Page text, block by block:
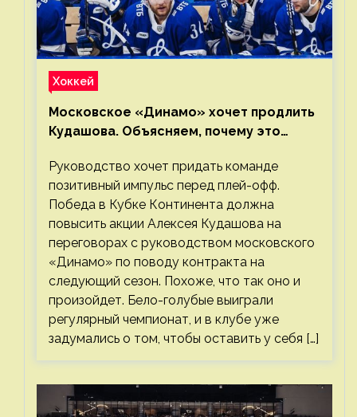
Хоккей
Московское «Динамо» хочет продлить
Кудашова. Объясняем, почему это
Руководство хочет придать команде
позитивный импульс перед плей-офф.
Победа в Кубке Континента должна
повысить акции Алексея Кудашова на
переговорах с руководством московского
«Динамо» по поводу контракта на
следующий сезон. Похоже, что так оно и
произойдет. Бело-голубые выиграли
регулярный чемпионат, и в клубе уже
задумались о том, чтобы оставить у себя […]